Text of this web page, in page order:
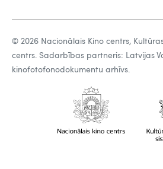
© 2026 Nacionālais Kino centrs,
centrs. Sadarbības partneris: Latvijas
kinofotofonodokumentu arhīvs.